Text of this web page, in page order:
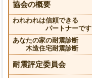
協会の概要
われわれは信頼できる
パートナーです
あなたの家の耐震診断
木造住宅耐震診断
耐震評定委員会